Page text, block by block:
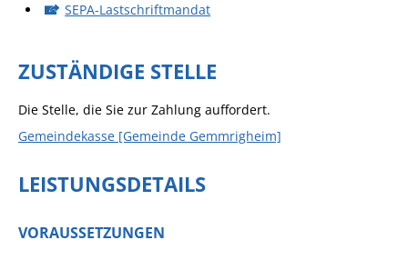
Bauhof
Friedhof
Kläranlage
Kommunale
Netzmonitor der NetzeBW
SEPA-Lastschriftmandat
ZUSTÄNDIGE STELLE
Die Stelle, die Sie zur Zahlung auffordert.
Gemeindekasse [Gemeinde Gemmrigheim]
LEISTUNGSDETAILS
VORAUSSETZUNGEN